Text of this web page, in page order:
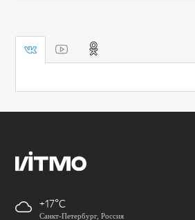
+17
Санкт-Петербург, Россия